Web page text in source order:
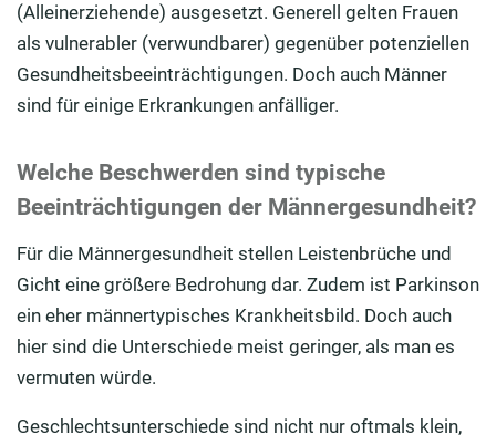
(Alleinerziehende) ausgesetzt. Generell gelten Frauen
als vulnerabler (verwundbarer) gegenüber potenziellen
Gesundheitsbeeinträchtigungen. Doch auch Männer
sind für einige Erkrankungen anfälliger.
Welche Beschwerden sind typische
Beeinträchtigungen der Männergesundheit?
Für die Männergesundheit stellen Leistenbrüche und
Gicht eine größere Bedrohung dar. Zudem ist Parkinson
ein eher männertypisches Krankheitsbild. Doch auch
hier sind die Unterschiede meist geringer, als man es
vermuten würde.
Geschlechtsunterschiede sind nicht nur oftmals klein,